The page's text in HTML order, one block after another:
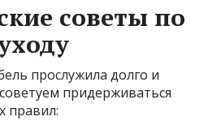
советы по
прослужила долго и
придерживаться
правил: